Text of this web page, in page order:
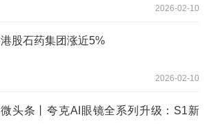
2026-02-10
港股石药集团涨近5%
2026-02-10
微头条丨夸克AI眼镜全系列升级：S1新